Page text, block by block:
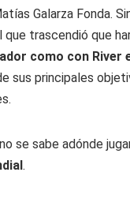
Galarza Fonda.
que trascendió que
como con River
sus principales
se sabe adónde
.